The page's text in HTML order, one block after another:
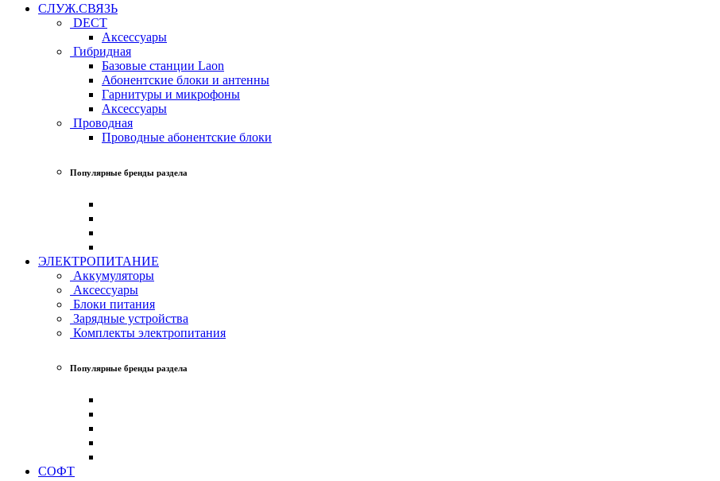
СЛУЖ.СВЯЗЬ
DECT
Аксессуары
Гибридная
Базовые станции Laon
Абонентские блоки и антенны
Гарнитуры и микрофоны
Аксессуары
Проводная
Проводные абонентские блоки
Популярные бренды раздела
ЭЛЕКТРОПИТАНИЕ
Аккумуляторы
Аксессуары
Блоки питания
Зарядные устройства
Комплекты электропитания
Популярные бренды раздела
СОФТ